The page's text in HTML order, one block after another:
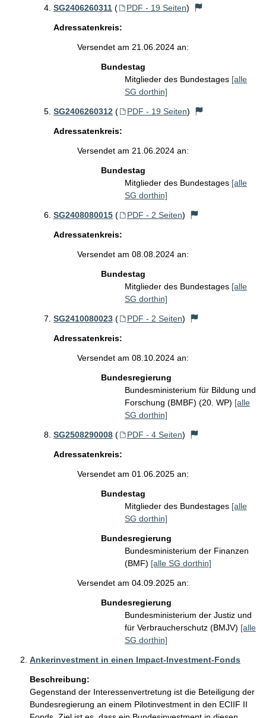
SG2406260311 ( PDF - 19 Seiten)
Adressatenkreis:
Versendet am 21.06.2024 an:
Bundestag
Mitglieder des Bundestages [alle
SG dorthin]
SG2406260312 ( PDF - 19 Seiten)
Adressatenkreis:
Versendet am 21.06.2024 an:
Bundestag
Mitglieder des Bundestages [alle
SG dorthin]
SG2408080015 ( PDF - 2 Seiten)
Adressatenkreis:
Versendet am 08.08.2024 an:
Bundestag
Mitglieder des Bundestages [alle
SG dorthin]
SG2410080023 ( PDF - 2 Seiten)
Adressatenkreis:
Versendet am 08.10.2024 an:
Bundesregierung
Bundesministerium für Bildung und
Forschung (BMBF) (20. WP) [alle
SG dorthin]
SG2508290008 ( PDF - 4 Seiten)
Adressatenkreis:
Versendet am 01.06.2025 an:
Bundestag
Mitglieder des Bundestages [alle
SG dorthin]
Bundesregierung
Bundesministerium der Finanzen
(BMF) [alle SG dorthin]
Versendet am 04.09.2025 an:
Bundesregierung
Bundesministerium der Justiz und
für Verbraucherschutz (BMJV) [alle
SG dorthin]
Ankerinvestment in einen Impact-Investment-Fonds
Beschreibung:
Gegenstand der Interessenvertretung ist die Beteiligung der
Bundesregierung an einem Pilotinvestment in den ECIIF II